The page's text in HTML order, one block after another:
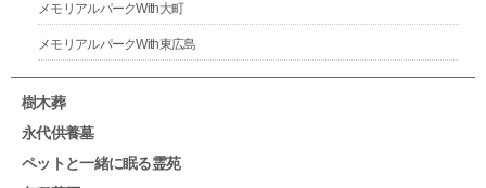
メモリアルパークWith大町
メモリアルパークWith東広島
樹木葬
永代供養墓
ペットと一緒に眠る霊苑